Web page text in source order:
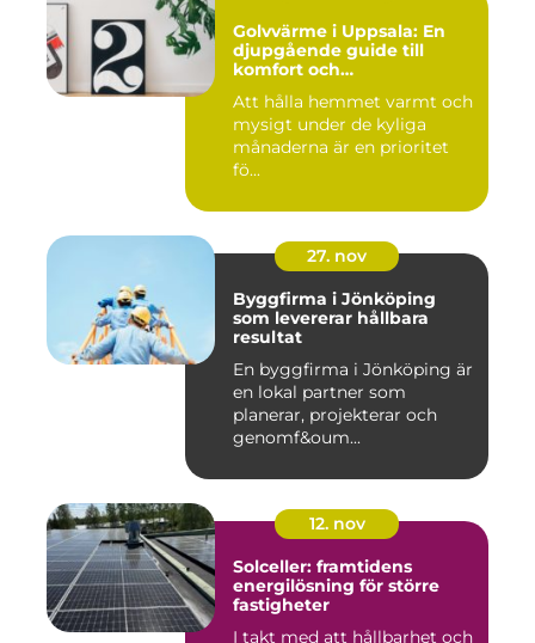
Golvvärme i Uppsala: En
djupgående guide till
komfort och
Att hålla hemmet varmt och
mysigt under de kyliga
månaderna är en prioritet
fö...
27. nov
Byggfirma i Jönköping
som levererar hållbara
resultat
En byggfirma i Jönköping är
en lokal partner som
planerar, projekterar och
genomf&oum...
12. nov
Solceller: framtidens
energilösning för större
fastigheter
I takt med att hållbarhet och